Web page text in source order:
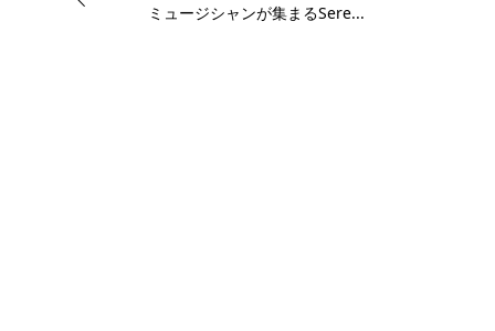
ミュージシャンが集まるSere...